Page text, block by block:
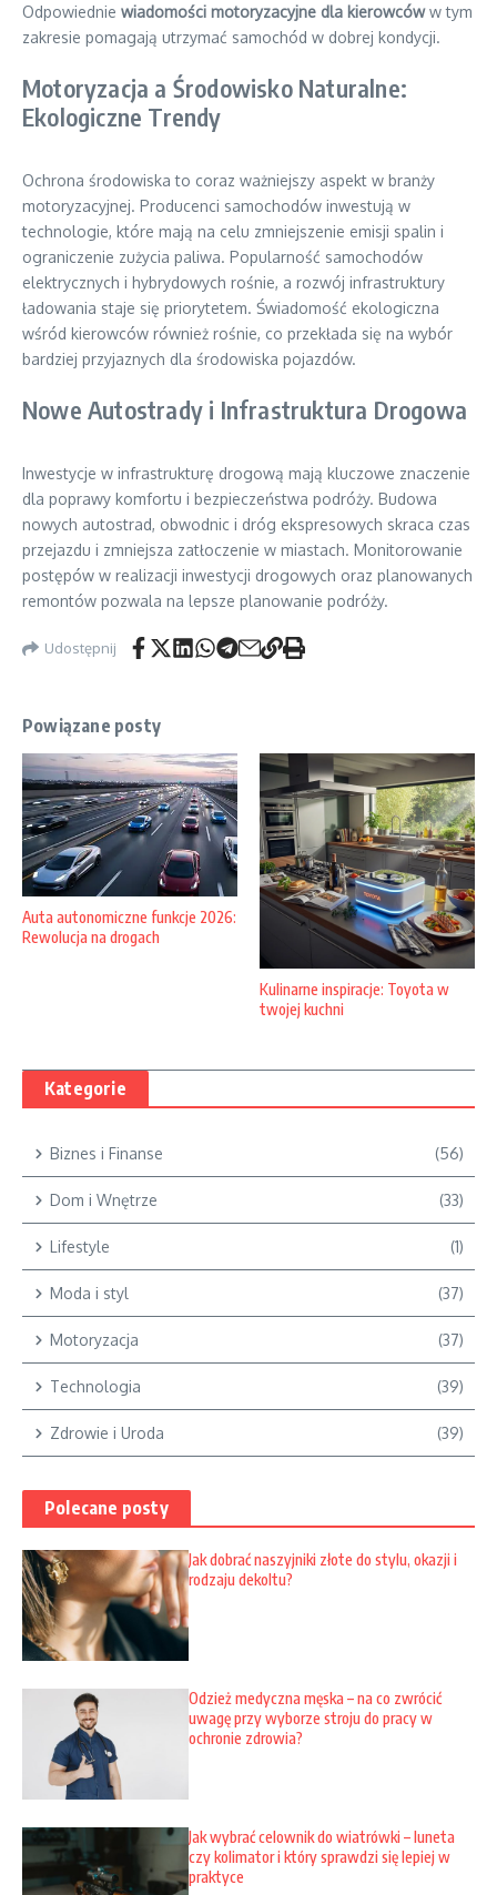
Odpowiednie wiadomości motoryzacyjne dla kierowcóww tym
zakresie pomagają utrzymać samochód w dobrej kondycji.
Motoryzacja a Środowisko Naturalne:
Ekologiczne Trendy
Ochrona środowiska to coraz ważniejszy aspekt w branży
motoryzacyjnej. Producenci samochodów inwestują w
technologie, które mają na celu zmniejszenie emisji spalin i
ograniczenie zużycia paliwa. Popularność samochodów
elektrycznych i hybrydowych rośnie, a rozwój infrastruktury
ładowania staje się priorytetem. Świadomość ekologiczna
wśród kierowców również rośnie, co przekłada się na wybór
bardziej przyjaznych dla środowiska pojazdów.
Nowe Autostrady i Infrastruktura Drogowa
Inwestycje w infrastrukturę drogową mają kluczowe znaczenie
dla poprawy komfortu i bezpieczeństwa podróży. Budowa
nowych autostrad, obwodnic i dróg ekspresowych skraca czas
przejazdu i zmniejsza zatłoczenie w miastach. Monitorowanie
postępów w realizacji inwestycji drogowych oraz planowanych
remontów pozwala na lepsze planowanie podróży.
Udostępnij
Powiązane posty
Auta autonomiczne funkcje 2026:
Rewolucja na drogach
Kulinarne inspiracje: Toyota w
twojej kuchni
Kategorie
Biznes i Finanse (56)
Dom i Wnętrze (33)
Lifestyle (1)
Moda i styl (37)
Motoryzacja (37)
Technologia (39)
Zdrowie i Uroda (39)
Polecane posty
Jak dobrać naszyjniki złote do stylu, okazji i
rodzaju dekoltu?
Odzież medyczna męska – na co zwrócić
uwagę przy wyborze stroju do pracy w
ochronie zdrowia?
Jak wybrać celownik do wiatrówki – luneta
czy kolimator i który sprawdzi się lepiej w
praktyce